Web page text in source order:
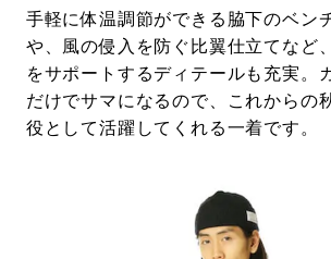
手軽に体温調節ができる脇下のベン
や、風の侵入を防ぐ比翼仕立てなど
をサポートするディテールも充実。
だけでサマになるので、これからの
役として活躍してくれる一着です。